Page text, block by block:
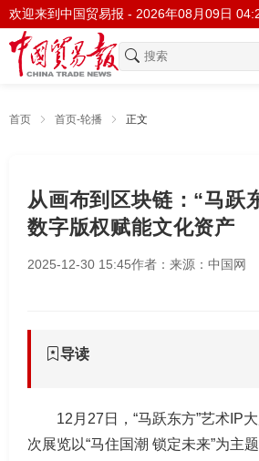
欢迎来到中国贸易报 - 2026年08月09日
首页 首页-轮播 正文
从画布到区块链：“马跃
数字版权赋能文化资产
2025-12-30 15:45作者： 来源：中国网
导读
12月27日，“马跃东方”艺术IP
次展览以“马住国潮 锁定未来”为主